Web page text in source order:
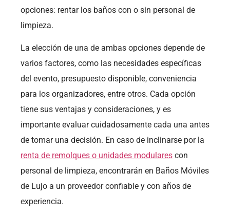
opciones: rentar los baños con o sin personal de
limpieza.
La elección de una de ambas opciones depende de
varios factores, como las necesidades específicas
del evento, presupuesto disponible, conveniencia
para los organizadores, entre otros. Cada opción
tiene sus ventajas y consideraciones, y es
importante evaluar cuidadosamente cada una antes
de tomar una decisión. En caso de inclinarse por la
renta de remolques o unidades modulares con
personal de limpieza, encontrarán en Baños Móviles
de Lujo a un proveedor confiable y con años de
experiencia.